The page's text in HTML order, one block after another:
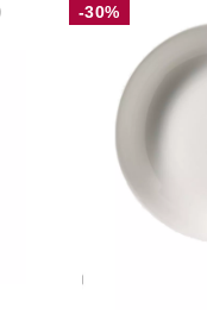
-30%